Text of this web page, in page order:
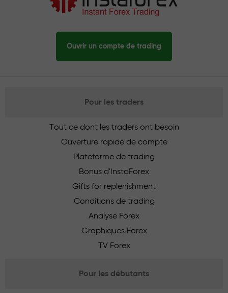
Ouvrir un compte de trading
Pour les traders
Tout ce dont les traders ont besoin
Ouverture rapide de compte
Plateforme de trading
Bonus d'InstaForex
Gifts for replenishment
Conditions de trading
Analyse Forex
Graphiques Forex
TV Forex
Pour les débutants